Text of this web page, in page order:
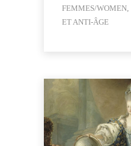
FEMMES/WOMEN,
ET ANTI-ÂGE